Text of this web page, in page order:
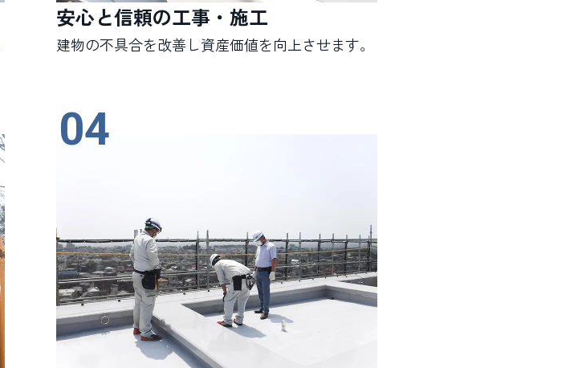
安心と信頼の工事・施工
建物の不具合を改善し資産価値を向上させます。
04